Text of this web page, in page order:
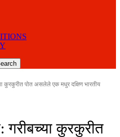
कुरकुरीत पोत असलेले एक मधुर दक्षिण भारतीय
गरीबच्या कुरकुरीत